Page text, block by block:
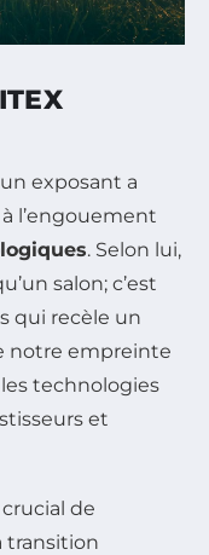
exposant a
l’engouement
. Selon lui,
salon; c’est
qui recèle un
notre empreinte
technologies
et
de
transition